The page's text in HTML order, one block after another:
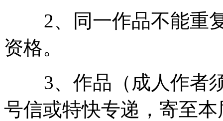
2、同一作品不能重复
资格。
3、作品（成人作者须
号信或特快专递，寄至